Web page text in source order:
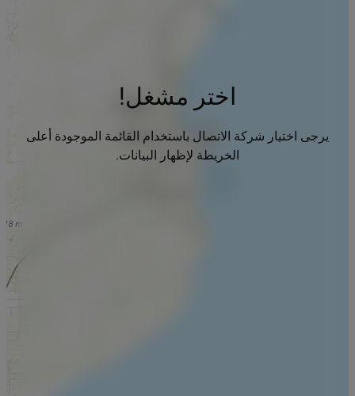
اختر مشغل!
يرجى اختيار شركة الاتصال باستخدام القائمة الموجودة أعلى
الخريطة لإظهار البيانات.